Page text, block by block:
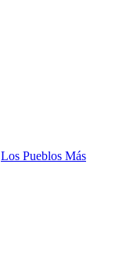
Los Pueblos Más